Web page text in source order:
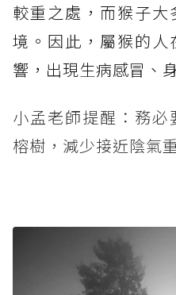
較重之處，而猴子
境。因此，屬猴的
響，出現生病感冒、
小孟老師提醒：務
榕樹，減少接近陰氣